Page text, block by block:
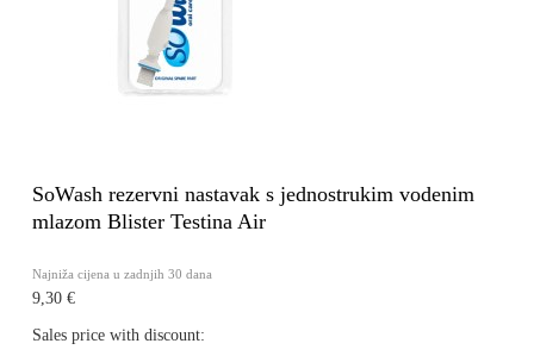
SoWash rezervni nastavak s jednostrukim vodenim
mlazom Blister Testina Air
Najniža cijena u zadnjih 30 dana
9,30 €
Sales price with discount: